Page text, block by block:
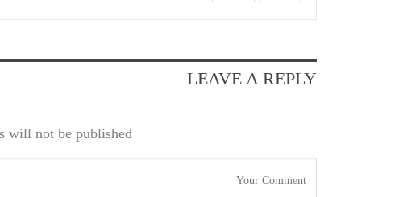
LEAVE A REPLY
will not be published.